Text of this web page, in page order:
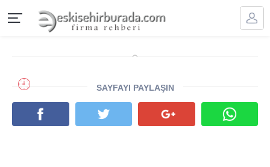
SAYFAYI PAYLAŞIN